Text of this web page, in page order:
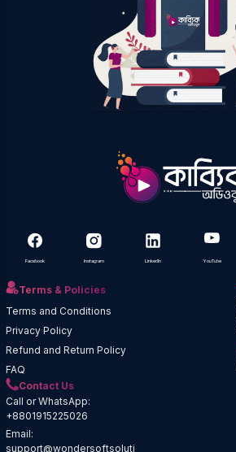
Facebook Instagram LinkedIn YouTube
Terms & Policies
Terms and Conditions
Privacy Policy
Refund and Return Policy
FAQ
Contact Us
Call or WhatsApp:
+8801915225026
Email:
support@wondersoftsoluti